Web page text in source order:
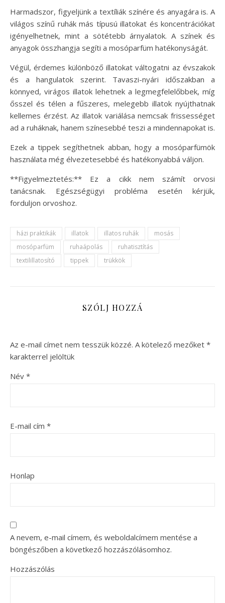
Harmadszor, figyeljünk a textíliák színére és anyagára is. A
világos színű ruhák más típusú illatokat és koncentrációkat
igényelhetnek, mint a sötétebb árnyalatok. A színek és
anyagok összhangja segíti a mosóparfüm hatékonyságát.
Végül, érdemes különböző illatokat váltogatni az évszakok
és a hangulatok szerint. Tavaszi-nyári időszakban a
könnyed, virágos illatok lehetnek a legmegfelelőbbek, míg
ősszel és télen a fűszeres, melegebb illatok nyújthatnak
kellemes érzést. Az illatok variálása nemcsak frissességet
ad a ruháknak, hanem színesebbé teszi a mindennapokat is.
Ezek a tippek segíthetnek abban, hogy a mosóparfümök
használata még élvezetesebbé és hatékonyabbá váljon.
**Figyelmeztetés:** Ez a cikk nem számít orvosi
tanácsnak. Egészségügyi probléma esetén kérjük,
forduljon orvoshoz.
házi praktikák illatok illatos ruhák
mosás
mosóparfüm
ruhaápolás
ruhatisztítás
textilillatosító
tippek trükkök
SZÓLJ HOZZÁ
Az e-mail címet nem tesszük közzé. A kötelező mezőket *
karakterrel jelöltük
Név *
E-mail cím *
Honlap
A nevem, e-mail címem, és weboldalcímem mentése a
böngészőben a következő hozzászólásomhoz.
Hozzászólás